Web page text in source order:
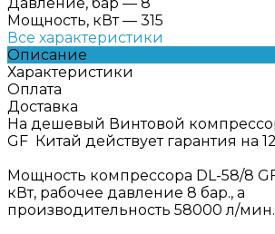
Мощность, кВт — 315
Все характеристики
Описание
Характеристики
Оплата
Доставка
На дешевый Винтовой
GF Китай действует гарантия на
Мощность компрессора DL-58/8 GF
кВт, рабочее давление 8 бар., а
производительность 58000 л/мин.